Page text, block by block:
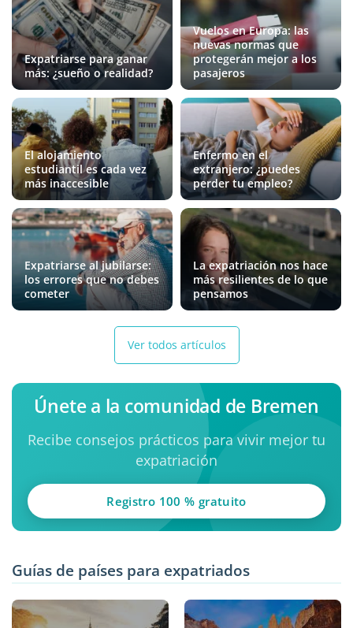
Expatriarse para ganar
más: ¿sueño o realidad?
Vuelos en Europa: las
nuevas normas que
protegerán mejor a los
pasajeros
El alojamiento
estudiantil es cada vez
más inaccesible
Enfermo en el
extranjero: ¿puedes
perder tu empleo?
Expatriarse al jubilarse:
los errores que no debes
cometer
La expatriación nos hace
más resilientes de lo que
pensamos
Ver todos artículos
Únete a la comunidad de Bremen
Recibe consejos prácticos para vivir mejor tu
expatriación
Registro 100 % gratuito
Guías de países para expatriados